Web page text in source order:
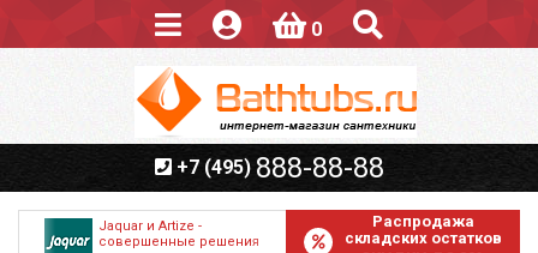
0
+7 (495) 888-88-88
Распродажа
складских остатков
Jaquar и Artize -
совершенные решения